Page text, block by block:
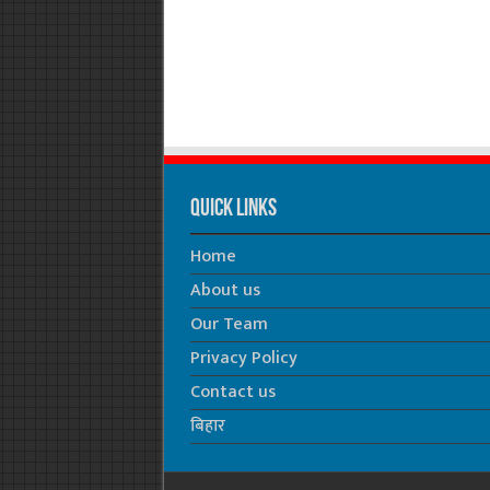
Quick Links
Home
About us
Our Team
Privacy Policy
Contact us
बिहार